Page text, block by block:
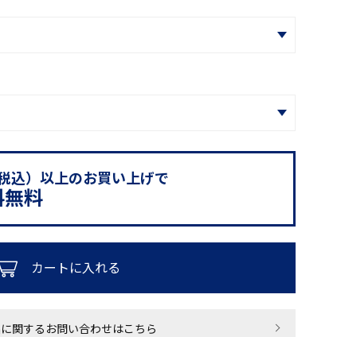
込）以上のお買い上げで
料
カートに入れる
関するお問い合わせはこちら